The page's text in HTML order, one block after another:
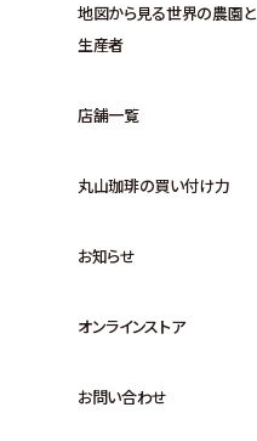
地図から見る世界の農園と
生産者
店舗一覧
丸山珈琲の買い付け力
お知らせ
オンラインストア
お問い合わせ